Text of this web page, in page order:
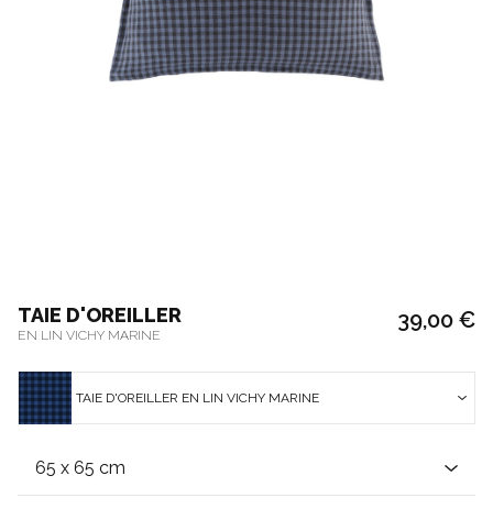
TAIE D'OREILLER
EN LIN VICHY MARINE
39,00 €
TAIE D'OREILLER EN LIN VICHY MARINE